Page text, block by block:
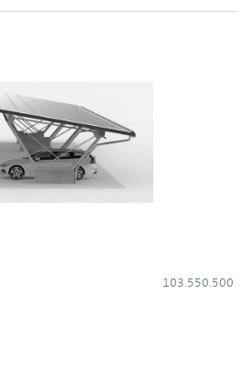
vergessen
für Login
103.550.500